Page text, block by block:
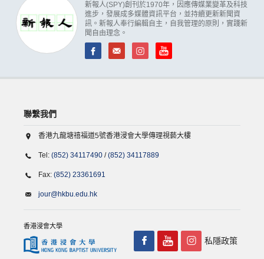
新報人(SPY)創刊於1970年，因應傳媒業變革及科技
進步，發展成多媒體資訊平台，並持續更新新聞資
訊。新報人奉行編輯自主，自我管理的原則，實踐新
聞自由理念。
聯繫我們
香港九龍塘禧福道5號香港浸會大學傳理視藝大樓
Tel: (852) 34117490 /(852) 34117889
Fax: (852) 23361691
jour@hkbu.edu.hk
香港浸會大學
私隱政策